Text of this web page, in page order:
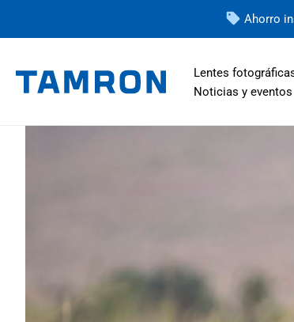
Ahorro
Lentes
Noticias y eventos